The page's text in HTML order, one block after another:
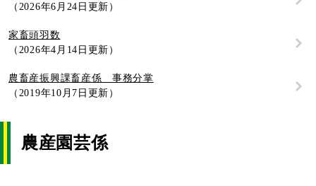
2026年6月24日更新
家畜頭羽数
2026年4月14日更新
農畜産振興課畜産係 事務分掌
2019年10月7日更新
農産園芸係